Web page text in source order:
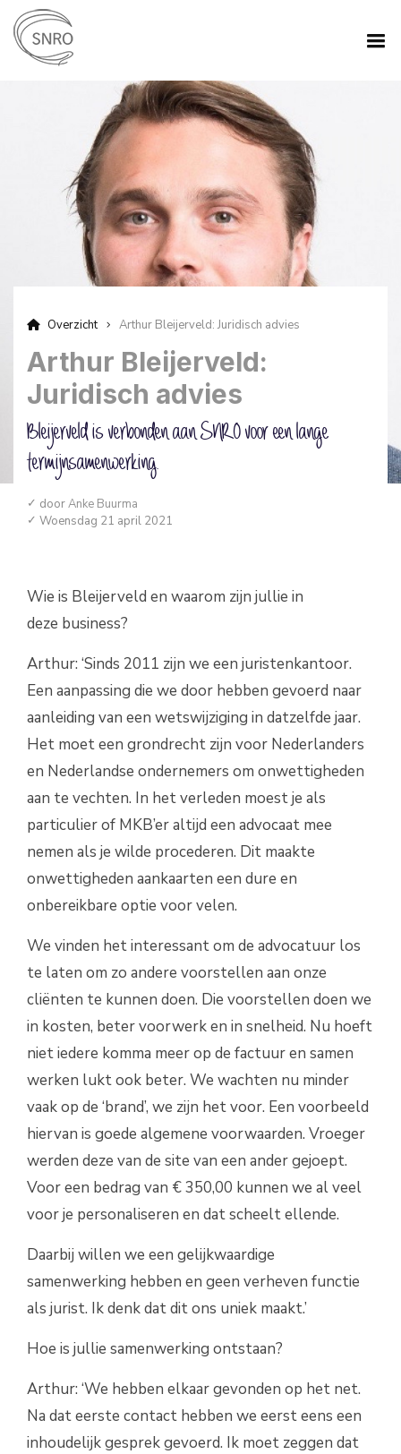
Overzicht Arthur Bleijerveld: Juridisch advies
Arthur Bleijerveld:
Juridisch advies
Bleijerveld is verbonden aan SNRO voor een lange
termijnsamenwerking.
doorAnke Buurma
Woensdag 21 april 2021
Wie is Bleijerveld en waarom zijn jullie in
deze business?
Arthur: ‘Sinds 2011 zijn we een juristenkantoor.
Een aanpassing die we door hebben gevoerd naar
aanleiding van een wetswijziging in datzelfde jaar.
Het moet een grondrecht zijn voor Nederlanders
en Nederlandse ondernemers om onwettigheden
aan te vechten. In het verleden moest je als
particulier of MKB’er altijd een advocaat mee
nemen als je wilde procederen. Dit maakte
onwettigheden aankaarten een dure en
onbereikbare optie voor velen.
We vinden het interessant om de advocatuur los
te laten om zo andere voorstellen aan onze
cliënten te kunnen doen. Die voorstellen doen we
in kosten, beter voorwerk en in snelheid. Nu hoeft
niet iedere komma meer op de factuur en samen
werken lukt ook beter. We wachten nu minder
vaak op de ‘brand’, we zijn het voor. Een voorbeeld
hiervan is goede algemene voorwaarden. Vroeger
werden deze van de site van een ander gejoept.
Voor een bedrag van € 350,00 kunnen we al veel
voor je personaliseren en dat scheelt ellende.
Daarbij willen we een gelijkwaardige
samenwerking hebben en geen verheven functie
als jurist. Ik denk dat dit ons uniek maakt.’
Hoe is jullie samenwerking ontstaan?
Arthur: ‘We hebben elkaar gevonden op het net.
Na dat eerste contact hebben we eerst eens een
inhoudelijk gesprek gevoerd. Ik moet zeggen dat